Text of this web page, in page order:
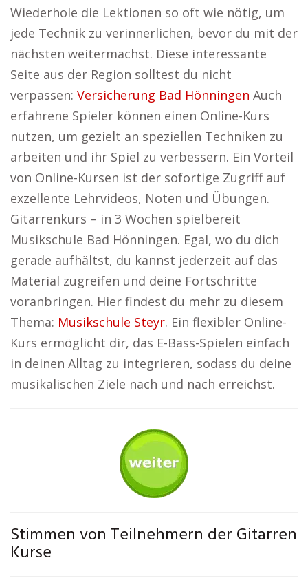
Wiederhole die Lektionen so oft wie nötig, um
jede Technik zu verinnerlichen, bevor du mit der
nächsten weitermachst. Diese interessante
Seite aus der Region solltest du nicht
verpassen: Versicherung Bad Hönningen Auch
erfahrene Spieler können einen Online-Kurs
nutzen, um gezielt an speziellen Techniken zu
arbeiten und ihr Spiel zu verbessern. Ein Vorteil
von Online-Kursen ist der sofortige Zugriff auf
exzellente Lehrvideos, Noten und Übungen.
Gitarrenkurs – in 3 Wochen spielbereit
Musikschule Bad Hönningen. Egal, wo du dich
gerade aufhältst, du kannst jederzeit auf das
Material zugreifen und deine Fortschritte
voranbringen. Hier findest du mehr zu diesem
Thema: Musikschule Steyr. Ein flexibler Online-
Kurs ermöglicht dir, das E-Bass-Spielen einfach
in deinen Alltag zu integrieren, sodass du deine
musikalischen Ziele nach und nach erreichst.
Stimmen von Teilnehmern der Gitarren
Kurse